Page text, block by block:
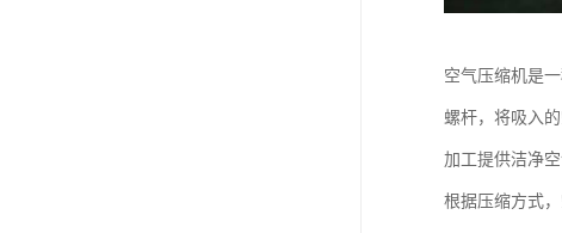
空气压缩机是
螺杆，将吸入
加工提供洁净空
根据压缩方式